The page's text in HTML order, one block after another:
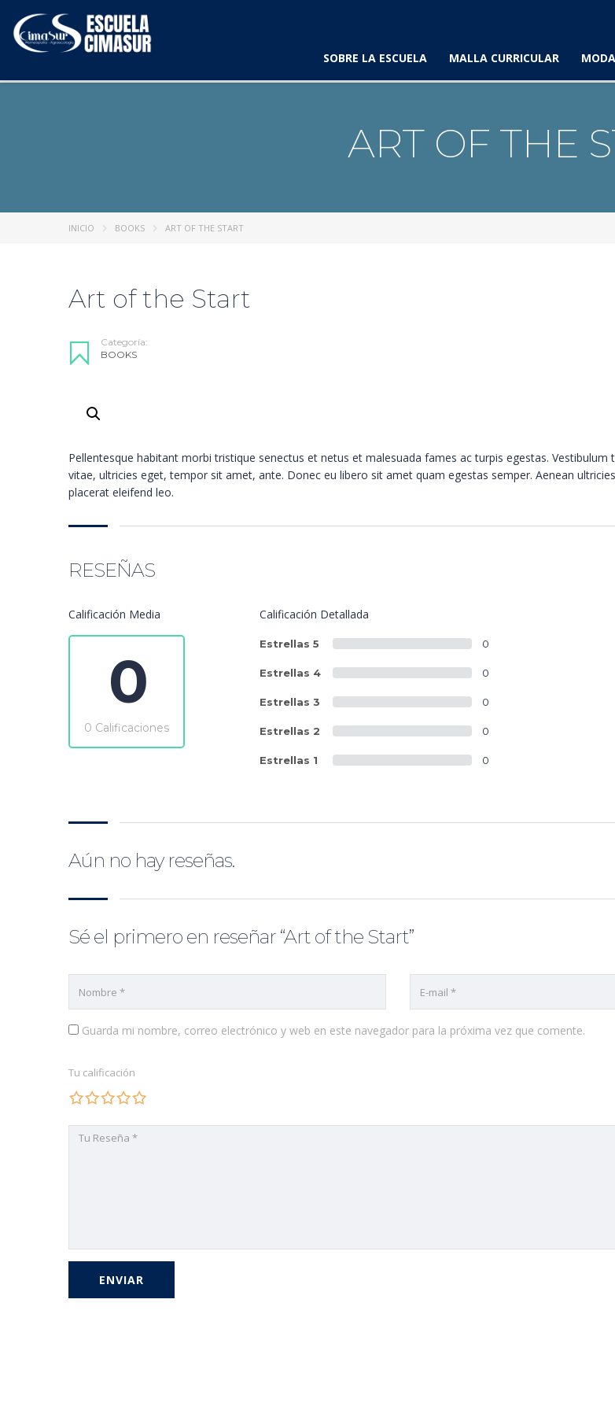
SOBRE LA ESCUELA
MALLA CURRICULAR
ART OF THE
INICIO BOOKS ART OF THE START
Art of the Start
Categoría:
BOOKS
Pellentesque habitant morbi tristique senectus et netus et malesuada fames ac turpis egestas.
vitae, ultricies eget, tempor sit amet, ante. Donec eu libero sit amet quam egestas semper. Aenean
placerat eleifend leo.
RESEÑAS
Calificación Media
0
0 Calificaciones
Calificación Detallada
Estrellas 5 0
Estrellas 4 0
Estrellas 3 0
Estrellas 2 0
Estrellas 1 0
Aún no hay reseñas.
Sé el primero en reseñar “Art of the Start”
Guarda mi nombre, correo electrónico y web en este navegador para la próxima vez que comente.
Tu calificación